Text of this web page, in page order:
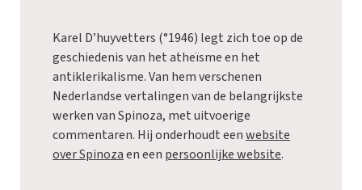
Karel D’huyvetters (°1946) legt zich toe op de
geschiedenis van het atheïsme en het
antiklerikalisme. Van hem verschenen
Nederlandse vertalingen van de belangrijkste
werken van Spinoza, met uitvoerige
commentaren. Hij onderhoudt eenwebsite
over Spinozaen een persoonlijke website.